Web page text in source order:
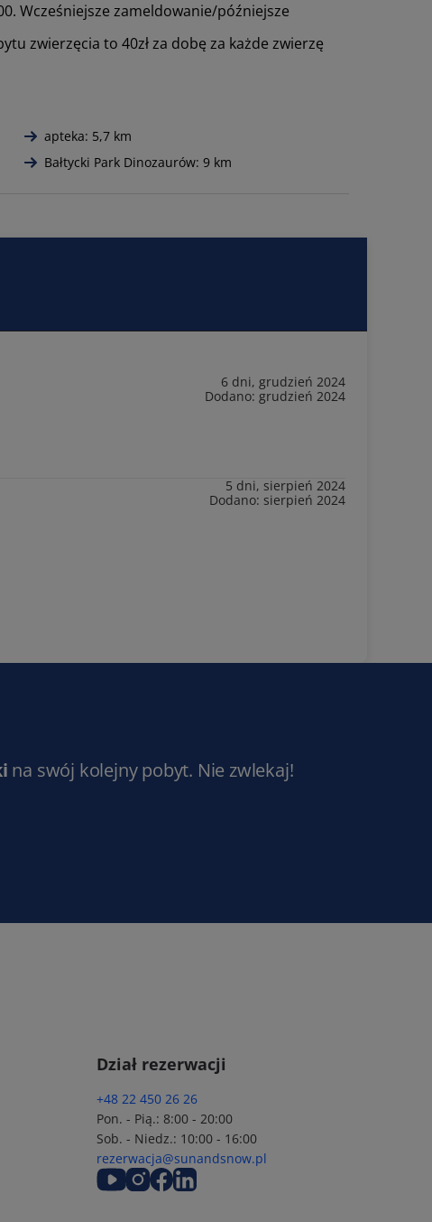
Wcześniejsze zameldowanie/późniejsze
zwierzęcia to 40zł za dobę za każde zwierzę
apteka: 5,7 km
Bałtycki Park Dinozaurów: 9 km
6 dni, grudzień 2024
Dodano: grudzień 2024
5 dni, sierpień 2024
Dodano: sierpień 2024
na swój kolejny pobyt. Nie zwlekaj!
Dział rezerwacji
+48 22 450 26 26
Pon. - Pią.: 8:00 - 20:00
Sob. - Niedz.: 10:00 - 16:00
rezerwacja@sunandsnow.pl